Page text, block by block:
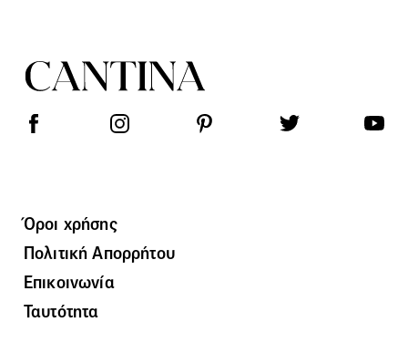
Όροι χρήσης
Πολιτική Απορρήτου
Επικοινωνία
Ταυτότητα